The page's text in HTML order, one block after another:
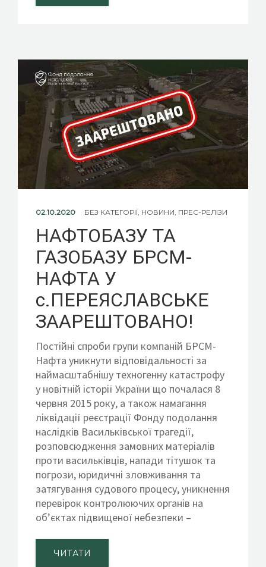
02.10.2020 БЕЗ КАТЕГОРІЇ, НОВИНИ ПРЕС-РЕЛІЗИ
НАФТОБАЗУ ТА
ГАЗОБАЗУ БРСМ-
НАФТА У
с.ПЕРЕЯСЛАВСЬКЕ
ЗААРЕШТОВАНО!
Постійні спроби групи компаній БРСМ-
Нафта уникнути відповідальності за
наймасштабнішу техногенну катастрофу
у новітній історії України що почалася 8
червня 2015 року, а також намагання
ліквідації реєстрації Фонду подолання
наслідків Васильківської трагедії,
розповсюдження замовних матеріалів
проти васильківців, напади тітушок та
погрози, юридичні зловживання та
затягування судового процесу, уникнення
перевірок контролюючих органів на
об’єктах підвищеної небезпеки –
ЧИТАТИ